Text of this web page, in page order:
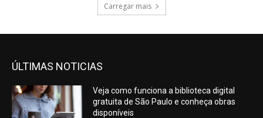
Carregar mais
ÚLTIMAS NOTICIAS
Veja como funciona a biblioteca digital
gratuita de São Paulo e conheça obras
disponíveis